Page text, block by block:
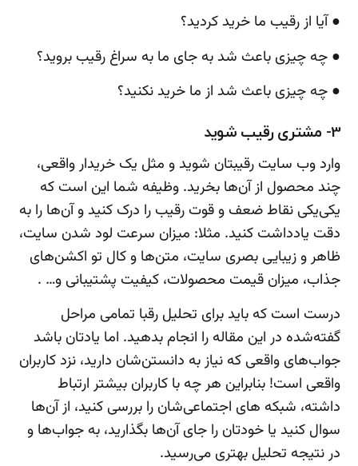
● آیا از رقیب ما خرید کردید؟
● چه چیزی باعث شد به جای ما به سراغ رقیب بروید؟
● چه چیزی باعث شد از ما خرید نکنید؟
3- مشتری رقیب شوید
وارد وب سایت رقیبتان شوید و مثل یک خریدار واقعی،
چند محصول از آن‌ها بخرید. وظیفه شما این است که
یکی‌یکی نقاط ضعف و قوت رقیب را درک کنید و آن‌ها را به
دقت یادداشت کنید. مثلا: میزان سرعت لود شدن سایت،
ظاهر و زیبایی بصری سایت، متن‌ها و کال تو اکشن‌های
جذاب، میزان قیمت محصولات، کیفیت پشتیبانی و… .
درست است که باید برای تحلیل رقبا تمامی مراحل
گفته‌شده در این مقاله را انجام بدهید. اما یادتان باشد
جواب‌های واقعی که نیاز به دانستن‌شان دارید، نزد کاربران
واقعی است! بنابراین هر چه با کاربران بیشتر ارتباط
داشته، شبکه های اجتماعی‌شان را بررسی کنید، از آن‌ها
سوال کنید یا خودتان را جای آن‌ها بگذارید، به جواب‌ها و
در نتیجه تحلیل بهتری می‌رسید.